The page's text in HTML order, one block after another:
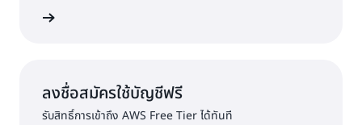
ลงชื่อสมัครใช้บัญชีฟรี
รับสิทธิ์การเข้าถึง AWS Free Tier ได้ทันที